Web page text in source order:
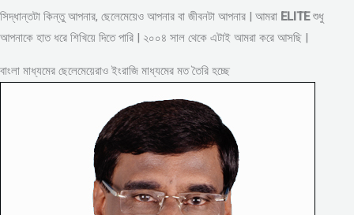
সিদ্ধান্তটা কিন্তু আপনার, ছেলেমেয়েও আপনার বা জীবনটা আপনার | আমরা ELITEশুধু
আপনাকে হাত ধরে শিখিয়ে দিতে পারি | ২০০৪ সাল থেকে এটাই আমরা করে আসছি |
বাংলা মাধ্যমের ছেলেমেয়েরাও ইংরাজি মাধ্যমের মত তৈরি হচ্ছে